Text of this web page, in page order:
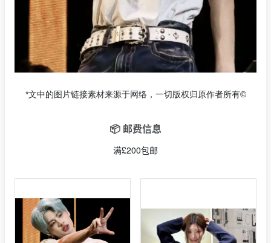
*文中的图片链接素材来源于网络，一切版权归原作者所有©
📦 邮费信息
满£200包邮